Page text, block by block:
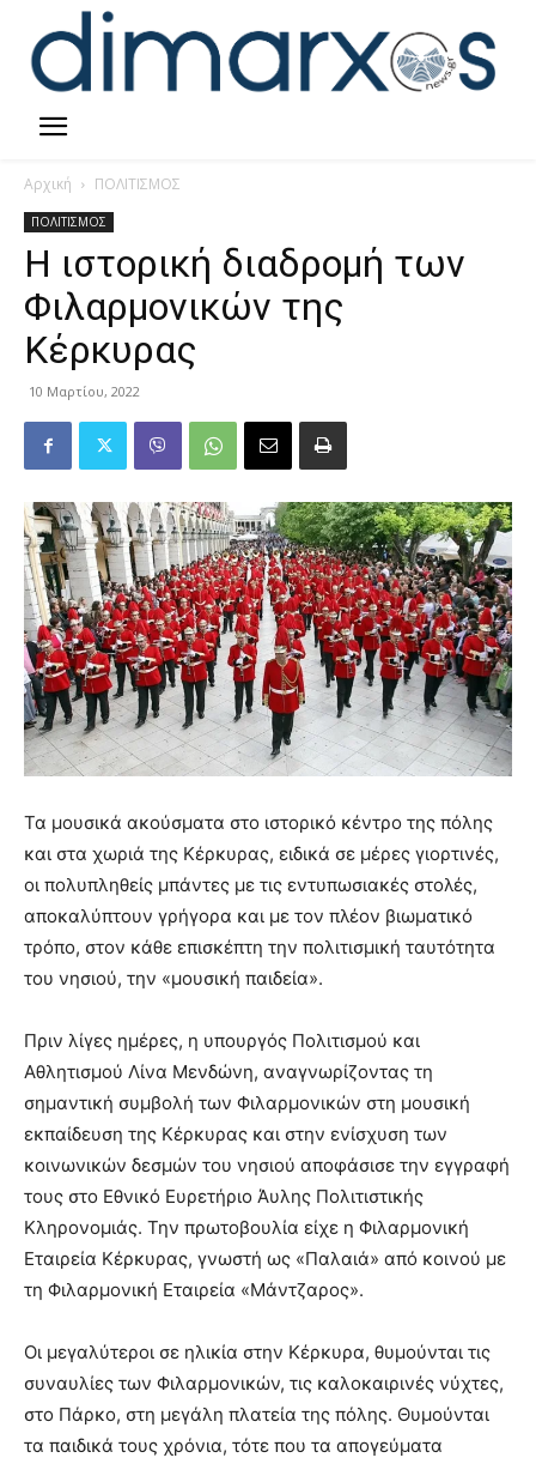
Αρχική ΠΟΛΙΤΙΣΜΟΣ
ΠΟΛΙΤΙΣΜΟΣ
Η ιστορική διαδρομή των
Φιλαρμονικών της
Κέρκυρας
10 Μαρτίου, 2022
Τα μουσικά ακούσματα στο ιστορικό κέντρο της πόλης
και στα χωριά της Κέρκυρας, ειδικά σε μέρες γιορτινές,
οι πολυπληθείς μπάντες με τις εντυπωσιακές στολές,
αποκαλύπτουν γρήγορα και με τον πλέον βιωματικό
τρόπο, στον κάθε επισκέπτη την πολιτισμική ταυτότητα
του νησιού, την «μουσική παιδεία».
Πριν λίγες ημέρες, η υπουργός Πολιτισμού και
Αθλητισμού Λίνα Μενδώνη, αναγνωρίζοντας τη
σημαντική συμβολή των Φιλαρμονικών στη μουσική
εκπαίδευση της Κέρκυρας και στην ενίσχυση των
κοινωνικών δεσμών του νησιού αποφάσισε την εγγραφή
τους στο Εθνικό Ευρετήριο Άυλης Πολιτιστικής
Κληρονομιάς. Την πρωτοβουλία είχε η Φιλαρμονική
Εταιρεία Κέρκυρας, γνωστή ως «Παλαιά» από κοινού με
τη Φιλαρμονική Εταιρεία «Μάντζαρος».
Οι μεγαλύτεροι σε ηλικία στην Κέρκυρα, θυμούνται τις
συναυλίες των Φιλαρμονικών, τις καλοκαιρινές νύχτες,
στο Πάρκο, στη μεγάλη πλατεία της πόλης. Θυμούνται
τα παιδικά τους χρόνια, τότε που τα απογεύματα